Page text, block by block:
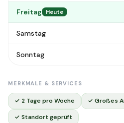
Freitag Heute
Samstag
Sonntag
MERKMALE & SERVICES
✓ 2 Tage pro Woche ✓ Großes
✓ Standort geprüft